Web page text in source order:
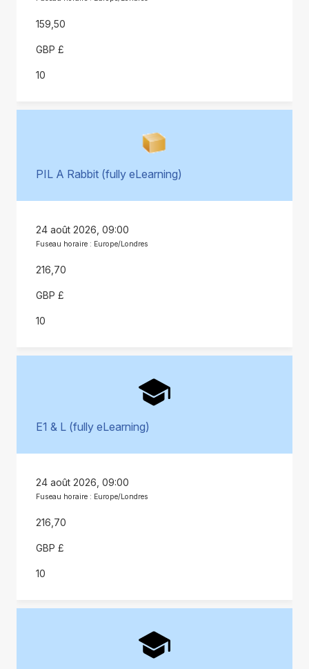
159,50
GBP £
10
PIL A Rabbit (fully eLearning)
24 août 2026, 09:00
Fuseau horaire : Europe/Londres
216,70
GBP £
10
E1 & L (fully eLearning)
24 août 2026, 09:00
Fuseau horaire : Europe/Londres
216,70
GBP £
10